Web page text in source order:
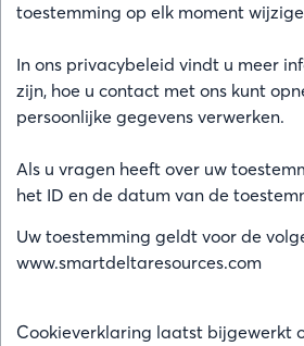
toestemming op elk moment
In ons privacybeleid vindt u meer
zijn, hoe u contact met ons kunt
persoonlijke gegevens verwerken.
Als u vragen heeft over uw
het ID en de datum van de
Uw toestemming geldt voor de
www.smartdeltaresources.com
Cookieverklaring laatst bijgewerkt